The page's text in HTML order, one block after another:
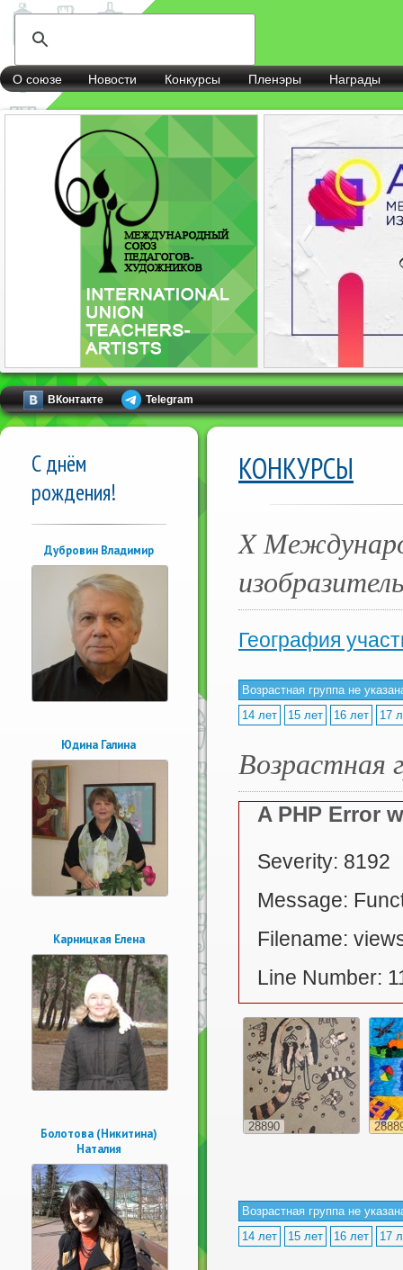
О союзе Новости Конкурсы Пленэры Награды
ВКонтакте Telegram
С днём
рождения!
Дубровин Владимир
Юдина Галина
Карницкая Елена
Болотова (Никитина)
Наталия
КОНКУРСЫ
X
География
Возрастная группа не
14 лет
15 лет 16 лет 17
Возрастная
A PHP Error
Severity: 8192
Message:
Filename:
Line Number:
28890
Возрастная группа не
14 лет
15 лет 16 лет 17